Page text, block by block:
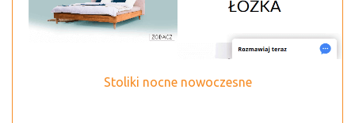
Stoliki nocne nowoczesne